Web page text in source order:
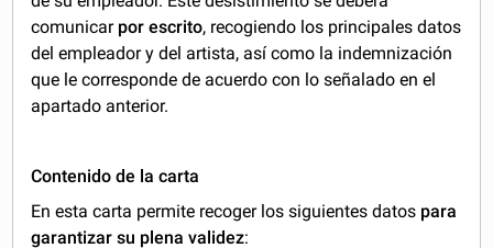
comunicar por escrito, recogiendo los principales datos
del empleador y del artista, así como la indemnización
que le corresponde de acuerdo con lo señalado en el
apartado anterior.
Contenido de la carta
En esta carta permite recoger los siguientes datos para
garantizar su plena validez: